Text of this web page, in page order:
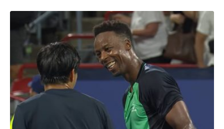
h
r
e
s
a
g
o